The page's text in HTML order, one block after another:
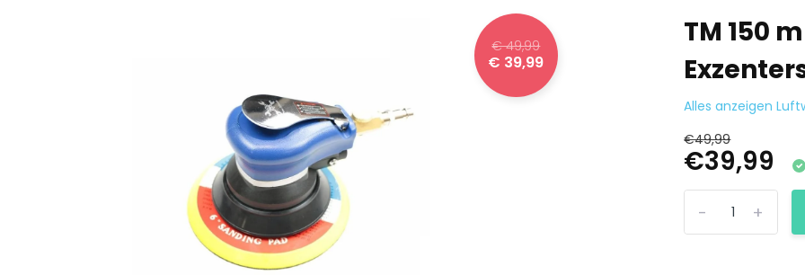
€ 49,99
€ 39,99
TM 150
Alles anzeigen
€49,99
€39,99
+
-